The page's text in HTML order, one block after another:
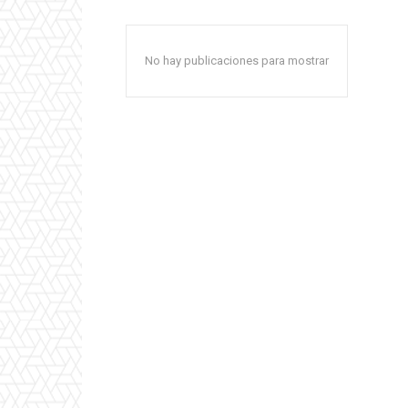
No hay publicaciones para mostrar